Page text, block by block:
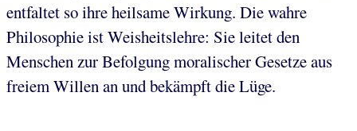
entfaltet so ihre heilsame Wirkung. Die wahre
Philosophie ist Weisheitslehre: Sie leitet den
Menschen zur Befolgung moralischer Gesetze aus
freiem Willen an und bekämpft die Lüge.